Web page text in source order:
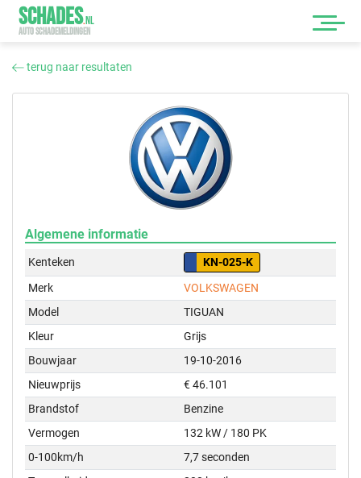
SCHADES.NL
AUTO SCHADEMELDINGEN
terug naar resultaten
Algemene informatie
Kenteken
KN-025-K
Merk
VOLKSWAGEN
Model
TIGUAN
Kleur
Grijs
Bouwjaar
19-10-2016
Nieuwprijs
€ 46.101
Brandstof
Benzine
Vermogen
132 kW / 180 PK
0-100km/h
7,7 seconden